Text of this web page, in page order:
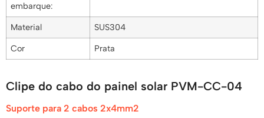
embarque:
Material
SUS304
Cor
Prata
Clipe do cabo do painel solar PVM-CC-04
Suporte para 2 cabos 2x4mm2